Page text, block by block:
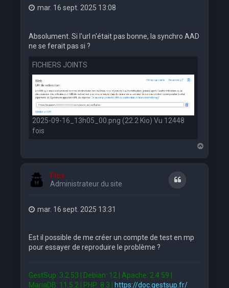
mar. 16 sept. 2025 13:08
Absolument. Si l'url n'était pas bonne, la synchro AAD
ne se ferait pas si ?
FICHIERS JOINTS
2025-09-16_13h05_00.png (22.2 Kio) Vu 12448
fois
a
Flox
Administrateur du site
Citation
mar. 16 sept. 2025 13:31
Est il possible de me créer un compte de test en mp
pour essayer de reproduire le problème ?
GestSup: 3.2.53 | Debian: 12 | Apache: 2.4.59 |
MariaDB: 11.5.2 | PHP: 8.3 |
https://doc.gestsup.fr/